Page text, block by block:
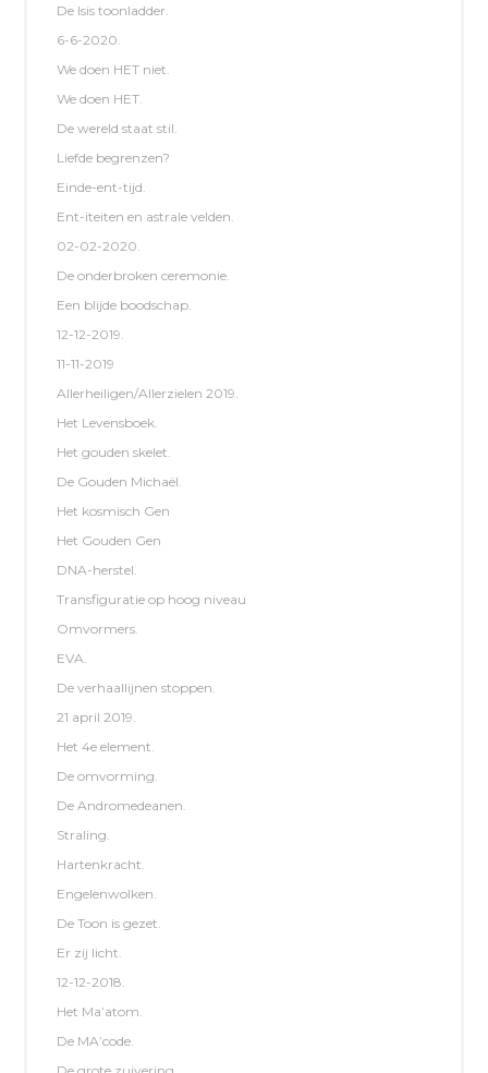
De Isis toonladder.
6-6-2020.
We doen HET niet.
We doen HET.
De wereld staat stil.
Liefde begrenzen?
Einde-ent-tijd.
Ent-iteiten en astrale velden.
02-02-2020.
De onderbroken ceremonie.
Een blijde boodschap.
12-12-2019.
11-11-2019
Allerheiligen/Allerzielen 2019.
Het Levensboek.
Het gouden skelet.
De Gouden Michaël.
Het kosmisch Gen
Het Gouden Gen
DNA-herstel.
Transfiguratie op hoog niveau
Omvormers.
EVA.
De verhaallijnen stoppen.
21 april 2019.
Het 4e element.
De omvorming.
De Andromedeanen.
Straling.
Hartenkracht.
Engelenwolken.
De Toon is gezet.
Er zij licht.
12-12-2018.
Het Ma’atom.
De MA’code.